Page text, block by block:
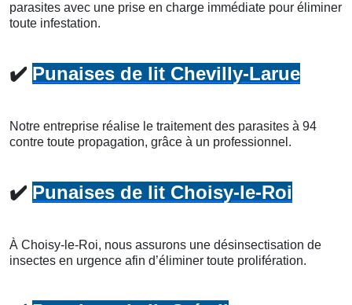
parasites avec une prise en charge immédiate pour éliminer
toute infestation.
✔️ Punaises de lit Chevilly-Larue
Notre entreprise réalise le traitement des parasites à 94
contre toute propagation, grâce à un professionnel.
✔️ Punaises de lit Choisy-le-Roi
À Choisy-le-Roi, nous assurons une désinsectisation de
insectes en urgence afin d’éliminer toute prolifération.